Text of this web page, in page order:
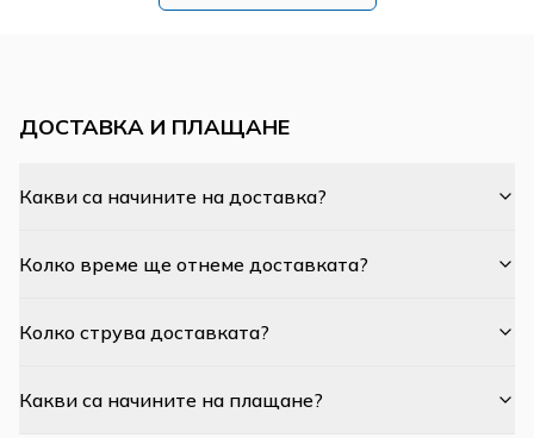
ДОСТАВКА И ПЛАЩАНЕ
Какви са начините на доставка?
Колко време ще отнеме доставката?
Колко струва доставката?
Какви са начините на плащане?